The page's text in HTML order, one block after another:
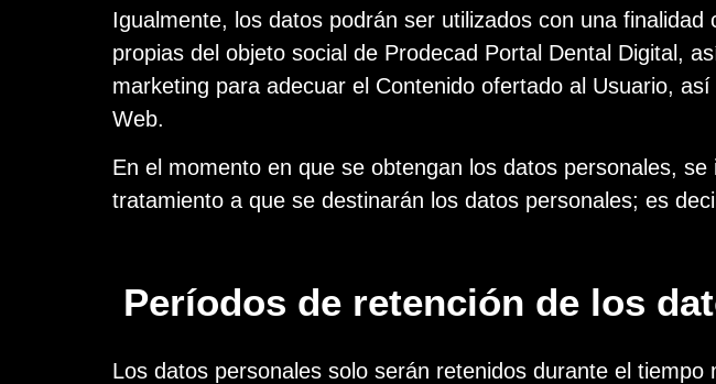
Igualmente, los datos podrán ser utilizados con una
propias del objeto social de Prodecad Portal Dental Digital,
marketing para adecuar el Contenido ofertado al Usuario,
Web.
En el momento en que se obtengan los datos personales,
tratamiento a que se destinarán los datos personales; es
Períodos de retención de los
Los datos personales solo serán retenidos durante el